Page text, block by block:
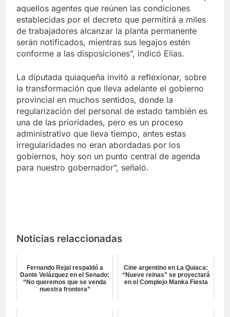
aquellos agentes que reúnen las condiciones
establecidas por el decreto que permitirá a miles
de trabajadores alcanzar la planta permanente
serán notificados, mientras sus legajos estén
conforme a las disposiciones”, indicó Elías.
La diputada quiaqueña invitó a reflexionar, sobre
la transformación que lleva adelante el gobierno
provincial en muchos sentidos, donde la
regularización del personal de estado también es
una de las prioridades, pero es un proceso
administrativo que lleva tiempo, antes estas
irregularidades no eran abordadas por los
gobiernos, hoy son un punto central de agenda
para nuestro gobernador”, señaló.
Noticias relaccionadas
Fernando Rejal respaldó a
Dante Velázquez en el Senado:
“No queremos que se venda
nuestra frontera”
Cine argentino en La Quiaca:
“Nueve reinas” se proyectará
en el Complejo Manka Fiesta